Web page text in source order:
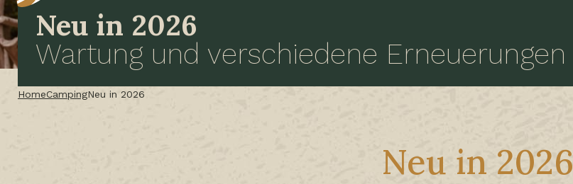
Neu in 2026
Wartung und verschiedene Erneuerungen
HomeCampingNeu in 2026
Neu in 2026